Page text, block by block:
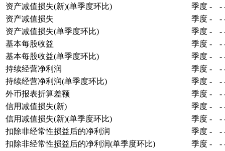
资产减值损失(新)(单季度环比)
季度 - -
资产减值损失
季度 - -
资产减值损失(单季度环比)
季度 - -
基本每股收益
季度 - -
基本每股收益(单季度环比)
季度 - -
持续经营净利润
季度 - -
持续经营净利润(单季度环比)
季度 - -
外币报表折算差额
季度 - -
信用减值损失(新)
季度 - -
信用减值损失(新)(单季度环比)
季度 - -
扣除非经常性损益后的净利润
季度 - -
扣除非经常性损益后的净利润(单季度环比)
季度 - -